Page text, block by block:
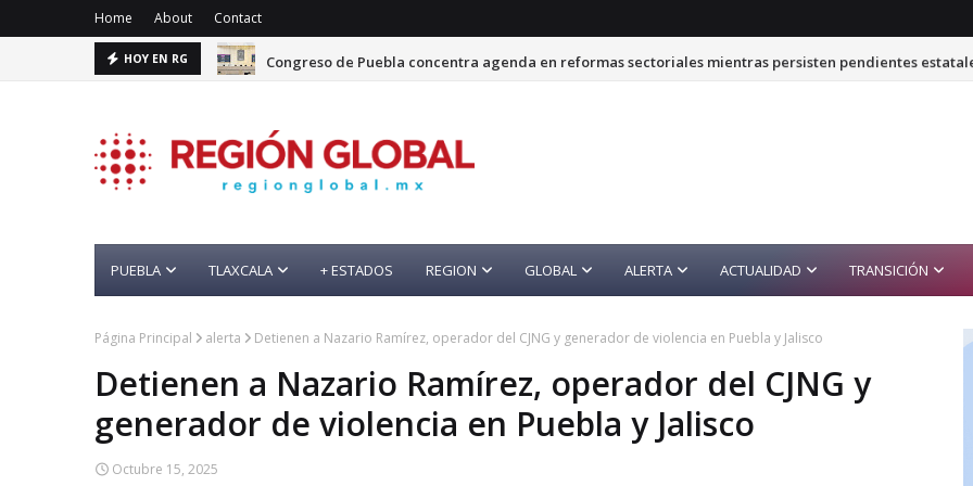
Home About Contact
HOY EN RG Congreso de Puebla concentra agenda en reformas sectoriales mientras persisten pendientes
PUEBLA TLAXCALA + ESTADOS REGION GLOBAL ALERTA ACTUALIDAD TRANSICIÓN
Página Principal alerta Detienen a Nazario Ramírez, operador del CJNG y generador de violencia en Puebla y Jalisco
Detienen a Nazario Ramírez, operador del CJNG y
generador de violencia en Puebla y Jalisco
Octubre 15, 2025